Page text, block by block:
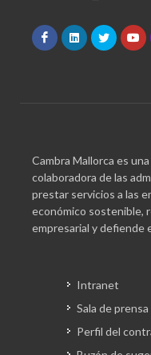
Cambra Mallorca es
colaboradora de las
prestar servicios a las
económico sostenible,
empresarial y defiende
Intranet
Sala de prensa
Perfil del